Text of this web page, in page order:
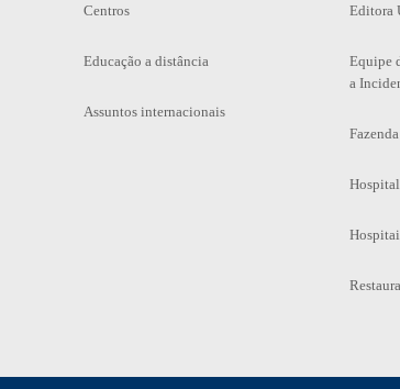
Centros
Educação a distância
Assuntos internacionais
Editora
Equipe
a